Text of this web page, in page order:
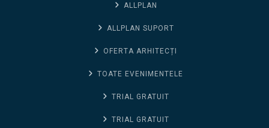
ALLPLAN
ALLPLAN SUPORT
OFERTA ARHITECȚI
TOATE EVENIMENTELE
TRIAL GRATUIT
TRIAL GRATUIT